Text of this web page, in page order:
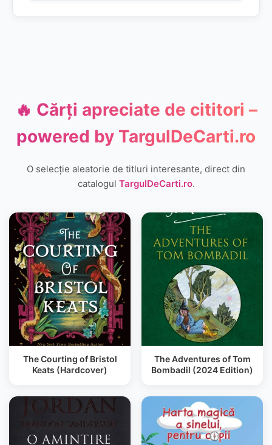
🔥 Cărți apreciate de cititori –
powered by TargulDeCarti.ro
O selecție aleatorie de titluri interesante, direct din
catalogul TargulDeCarti.ro.
The Courting of Bristol
Keats (Hardcover)
The Adventures of Tom
Bombadil (2024 Edition)